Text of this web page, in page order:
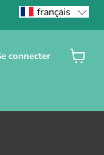
connecter
français